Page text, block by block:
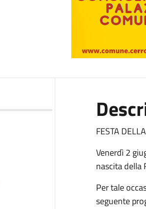
FESTA
Venerdì 2
nascita della
Per tale
seguente